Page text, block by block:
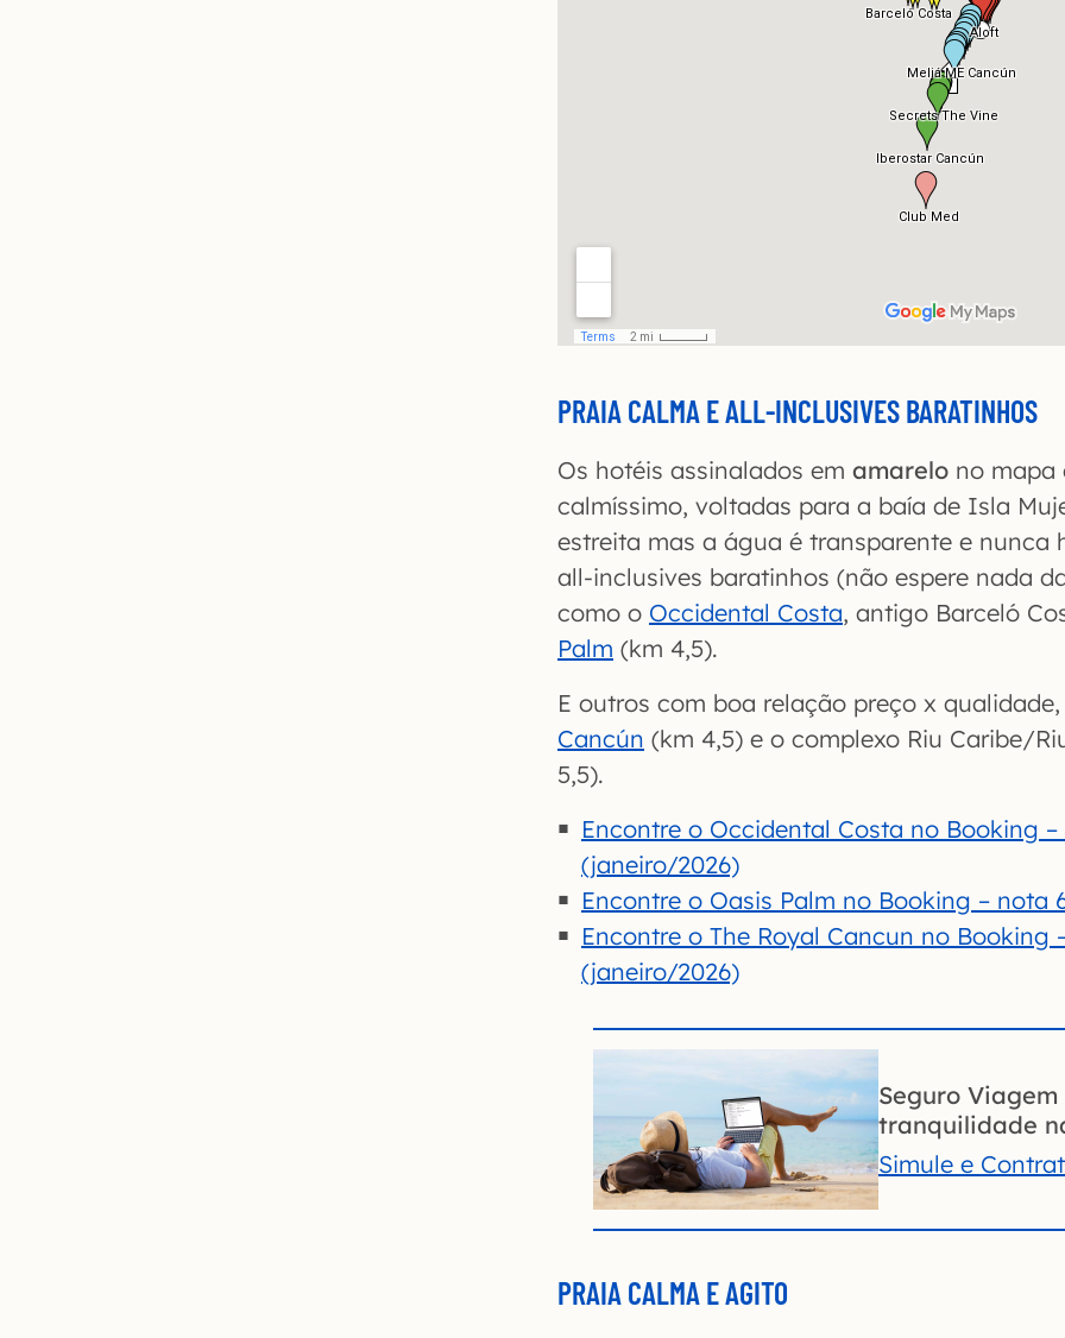
PRAIA CALMA E ALL-INCLUSIVES BARATINHOS
Os hotéis assinalados em amarelo no mapa
calmíssimo, voltadas para a baía de Isla
estreita mas a água é transparente e nunca
all-inclusives baratinhos (não espere nada
como o Occidental Costa, antigo Barceló
Palm (km 4,5).
E outros com boa relação preço x
Cancún (km 4,5) e o complexo Riu Caribe/
5,5).
Encontre o Occidental Costa no Booking
(janeiro/2026)
Encontre o Oasis Palm no Booking – nota
Encontre o The Royal Cancun no Booking
(janeiro/2026)
Seguro
tranquilidade
Simule e
PRAIA CALMA E AGITO